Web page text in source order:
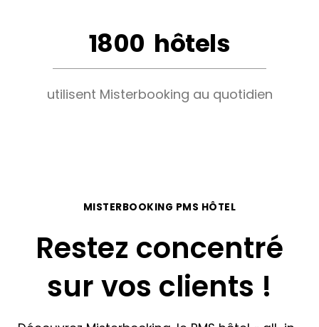
1800 hôtels
utilisent Misterbooking au quotidien
MISTERBOOKING PMS HÔTEL
Restez concentré
sur vos clients !